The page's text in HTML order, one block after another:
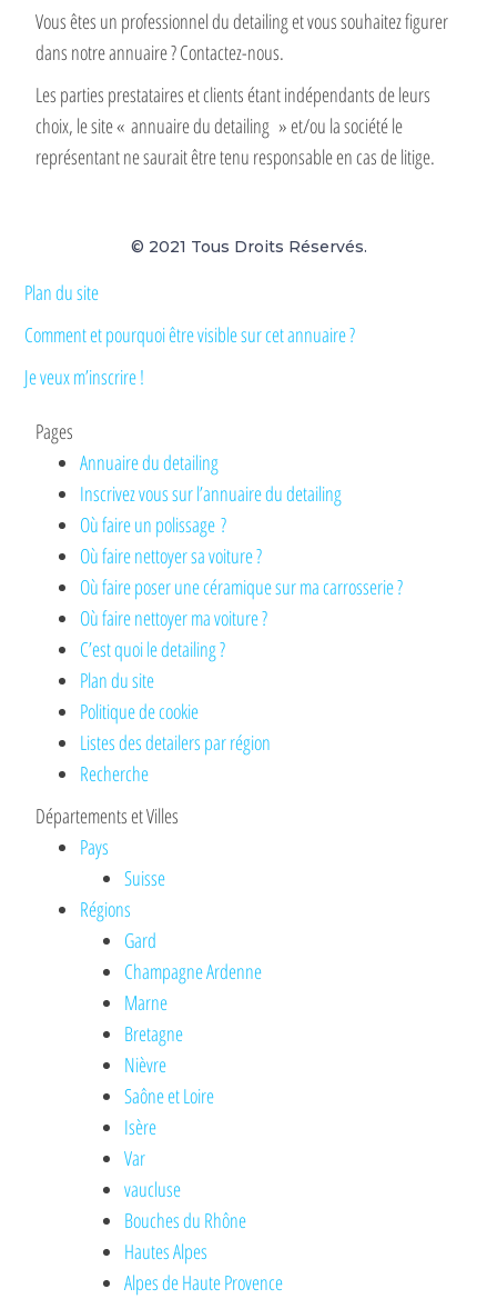
Vous êtes un professionnel du detailing et vous souhaitez figurer
dans notre annuaire ? Contactez-nous.
Les parties prestataires et clients étant indépendants de leurs
choix, le site « annuaire du detailing » et/ou la société le
représentant ne saurait être tenu responsable en cas de litige.
© 2021 Tous Droits Réservés.
Plan du site
Comment et pourquoi être visible sur cet annuaire ?
Je veux m’inscrire !
Pages
Annuaire du detailing
Inscrivez vous sur l’annuaire du detailing
Où faire un polissage ?
Où faire nettoyer sa voiture ?
Où faire poser une céramique sur ma carrosserie ?
Où faire nettoyer ma voiture ?
C’est quoi le detailing ?
Plan du site
Politique de cookie
Listes des detailers par région
Recherche
Départements et Villes
Pays
Suisse
Régions
Gard
Champagne Ardenne
Marne
Bretagne
Nièvre
Saône et Loire
Isère
Var
vaucluse
Bouches du Rhône
Hautes Alpes
Alpes de Haute Provence